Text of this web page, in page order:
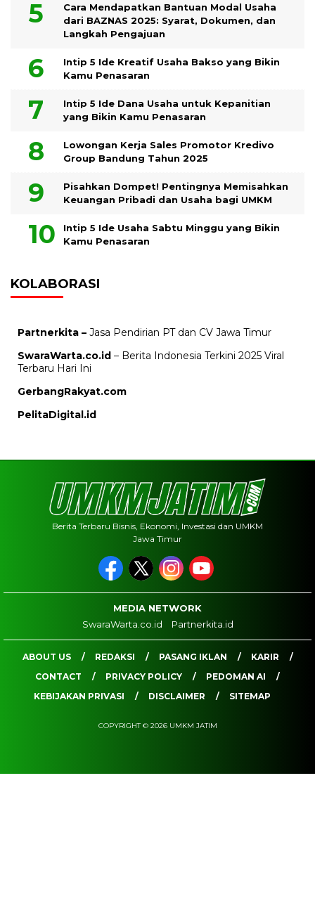
Cara Mendapatkan Bantuan Modal Usaha
dari BAZNAS 2025: Syarat, Dokumen, dan
Langkah Pengajuan
Intip 5 Ide Kreatif Usaha Bakso yang Bikin
Kamu Penasaran
Intip 5 Ide Dana Usaha untuk Kepanitian
yang Bikin Kamu Penasaran
Lowongan Kerja Sales Promotor Kredivo
Group Bandung Tahun 2025
Pisahkan Dompet! Pentingnya Memisahkan
Keuangan Pribadi dan Usaha bagi UMKM
Intip 5 Ide Usaha Sabtu Minggu yang Bikin
Kamu Penasaran
KOLABORASI
Partnerkita – Jasa Pendirian PT dan CV Jawa Timur
SwaraWarta.co.id – Berita Indonesia Terkini 2025 Viral
Terbaru Hari Ini
GerbangRakyat.com
PelitaDigital.id
Berita Terbaru Bisnis, Ekonomi, Investasi dan UMKM
Jawa Timur
MEDIA NETWORK
SwaraWarta.co.id
Partnerkita.id
ABOUT US REDAKSI PASANG IKLAN
KARIR
CONTACT
PRIVACY POLICY
PEDOMAN AI
KEBIJAKAN PRIVASI
DISCLAIMER SITEMAP
COPYRIGHT © 2026 UMKM JATIM